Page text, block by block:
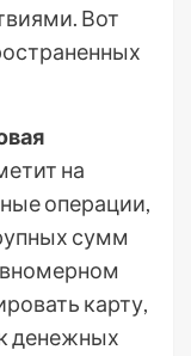
Вот
на
операции,
сумм
карту,
денежных